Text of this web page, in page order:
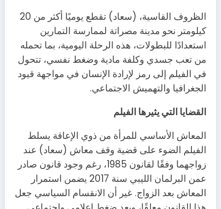
الظروف القاسية، (سعاد) تقطع يوميًا أكثر من 20
كيلومتر نحو مدينة مصراتة لممارسة التمارين
استعدادًا للبطولات، هذه الرحلة اليومية، بما تحمله
من تعب جسدي وكلفة مادية وضغط نفسي، تتحول
في الفيلم إلى رمز لإرادة الإنسان في مواجهة قيود
الجغرافيا والتهميش الاجتماعي.
القضايا التي يثيرها الفيلم
المعاش الأساسي للمرأة من ذوي الإعاقة يسلط
الفيلم الضوء على قضية وقف معاش (سعاد) عند
زواجهما وفقًا لقانون 1985، رغم وجود قانون صادر
عمن البرلمان الليبي سنة 2017 يضمن استمرار
المعاش بعد الزواج. غير أن الانقسام السياسي جعل